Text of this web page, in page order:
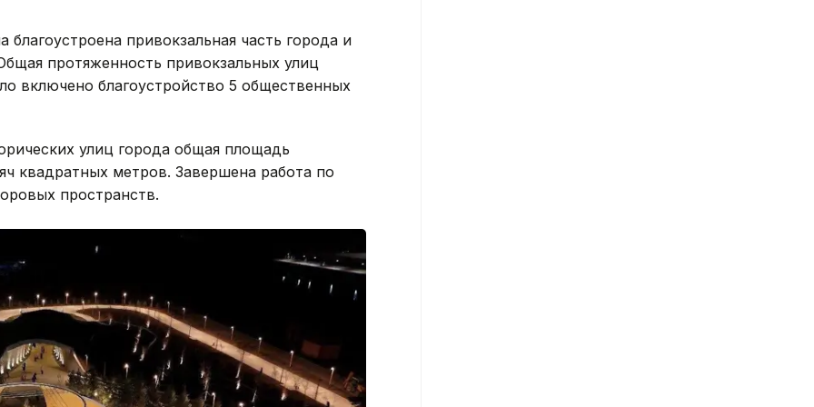
привокзальная часть города и
протяженность привокзальных улиц
включено благоустройство 5 общественных
улиц города общая площадь
квадратных метров. Завершена работа по
пространств.